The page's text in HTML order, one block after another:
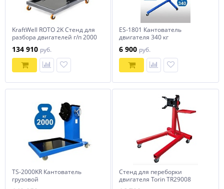
KraftWell ROTO 2K Стенд для
разбора двигателей г/п 2000
134 910 руб.
ES-1801 Кантователь
двигателя 340 кг
6 900 руб.
TS-2000KR Кантователь
грузовой
Стенд для переборки
двигателя Torin TR29008